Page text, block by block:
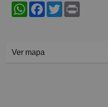
WhatsAppFacebook
Twitter
Ver mapa